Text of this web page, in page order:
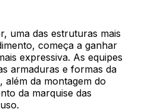
uma das estruturas mais
começa a ganhar
expressiva. As equipes
armaduras e formas da
além da montagem do
da marquise das